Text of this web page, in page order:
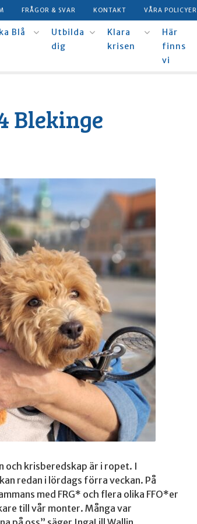
FRÅGOR & SVAR KONTAKT VÅRA POLICYER
Blå
Utbilda
dig
Klara
krisen
Här
finns
vi
Blekinge
och krisberedskap är i ropet. I
redan i lördags förra veckan. På
med FRG* och flera olika FFO*er
till vår monter. Många var